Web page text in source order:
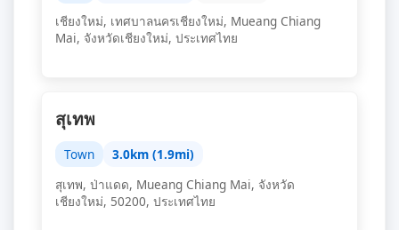
เชียงใหม่, เทศบาลนครเชียงใหม่, Mueang Chiang
Mai, จังหวัดเชียงใหม่, ประเทศไทย
สุเทพ
Town
3.0km (1.9mi)
สุเทพ, ป่าแดด, Mueang Chiang Mai, จังหวัด
เชียงใหม่, 50200, ประเทศไทย